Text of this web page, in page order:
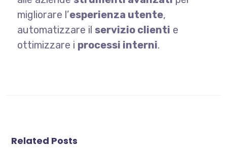
migliorare l’esperienza utente,
automatizzare il servizio clienti e
ottimizzare i processi interni.
Related Posts